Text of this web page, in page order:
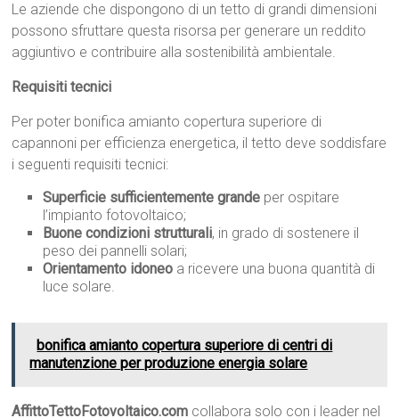
Le aziende che dispongono di un tetto di grandi dimensioni
possono sfruttare questa risorsa per generare un reddito
aggiuntivo e contribuire alla sostenibilità ambientale.
Requisiti tecnici
Per poter bonifica amianto copertura superiore di
capannoni per efficienza energetica, il tetto deve soddisfare
i seguenti requisiti tecnici:
Superficie sufficientemente grande per ospitare
l’impianto fotovoltaico;
Buone condizioni strutturali, in grado di sostenere il
peso dei pannelli solari;
Orientamento idoneo a ricevere una buona quantità di
luce solare.
bonifica amianto copertura superiore di centri di
manutenzione per produzione energia solare
AffittoTettoFotovoltaico.com collabora solo con i leader nel